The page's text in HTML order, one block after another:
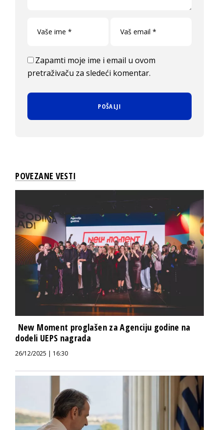
Zapamti moje ime i email u ovom
pretraživaču za sledeći komentar.
POVEZANE VESTI
New Moment proglašen za Agenciju godine na
dodeli UEPS nagrada
26/12/2025 | 16:30